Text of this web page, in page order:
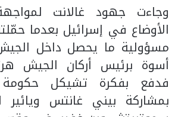
وجاءت جهود غالانت
الأوضاع في إسرائيل بعدما
مسؤولية ما يحصل داخل الجيش
أسوة برئيس أركان الجيش
فدفع بفكرة تشيكل
بمشاركة بيني غانتس